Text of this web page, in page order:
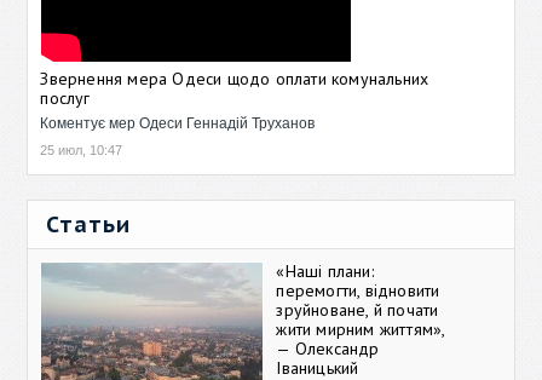
Звернення мера Одеси щодо оплати комунальних
послуг
Коментує мер Одеси Геннадій Труханов
25 июл, 10:47
Статьи
«Наші плани:
перемогти, відновити
зруйноване, й почати
жити мирним життям»,
— Олександр
Іваницький